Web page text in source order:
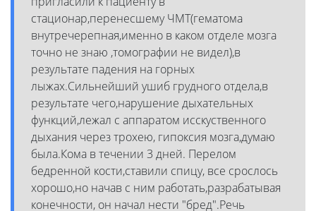
стационар,перенесшему ЧМТ(гематома
внутречерепная,именно в каком отделе мозга
точно не знаю ,томографии не видел),в
результате падения на горных
лыжах.Сильнейший ушиб грудного отдела,в
результате чего,нарушение дыхательных
функций,лежал с аппаратом исскуственного
дыхания через трохею, гипоксия мозга,думаю
была.Кома в течении 3 дней. Перелом
бедренной кости,ставили спицу, все срослось
хорошо,но начав с ним работать,разрабатывая
конечности, он начал нести "бред".Речь